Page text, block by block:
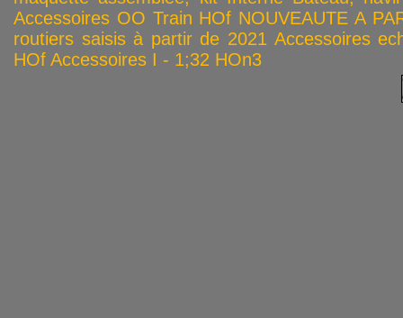
Accessoires OO Train HOf NOUVEAUTE A
routiers saisis à partir de 2021 Accessoires
HOf Accessoires I - 1;32 HOn3